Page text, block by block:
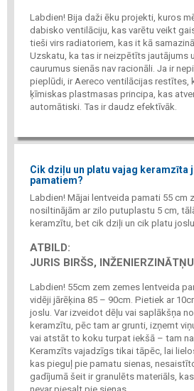
Labdien! Bija daži ēku projekti, kuros
dabisko ventilāciju, kas varētu veikt
tieši virs radiatoriem, kas it kā
Uzskatu, ka tas ir neizpētīts jautājums
caurumus sienās nav racionāli. Ja ir
pieplūdi, ir Aereco ventilācijas restītes,
ķīmiskas plastmasas principa, kas
automātiski. Tas ir daudz efektīvāk.
Cik dziļu un platu vajag keramzīta
pamatiem?
Labdien! Mājai lentveida pamati 55 cm
nosiltinājām ar zilo putuplastu 5 cm,
keramzītu, bet cik dziļi un cik platu
ATBILD:
JURIS BIRŠS,
Labdien! 55cm zem zemes lentveida
vidēji jārēķina 85 – 90cm. Pietiek ar
joslu. Var izveidot dēļu vai saplākšņa
keramzītu, pēc tam ar grunti, izņemt
vai atstāt to koku turpat iekšā – tam
Keramzīts vajadzīgs tikai tāpēc, lai
kas pieguļ pie pamatu sienas,
gadījumā šeit ir granulēts materiāls,
nevar piesalt pie sienas.